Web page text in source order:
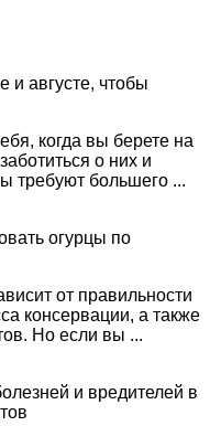
и августе, чтобы
когда вы берете на
о них и
требуют большего ...
огурцы по
от правильности
консервации, а также
Но если вы ...
и вредителей в